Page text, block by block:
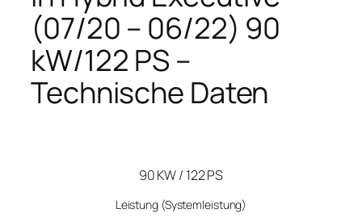
(07/20 – 06/22) 90
kW/122 PS –
Technische Daten
90 KW / 122 PS
Leistung(Systemleistung)